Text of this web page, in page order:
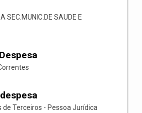
SEC.MUNIC.DE SAUDE E
de Terceiros - Pessoa Jurídica